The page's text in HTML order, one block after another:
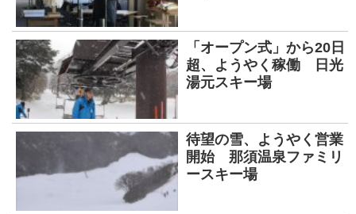
「オープン式」から20日
超、ようやく稼働 日光
湯元スキー場
待望の雪、ようやく営業
開始 那須温泉ファミリ
ースキー場